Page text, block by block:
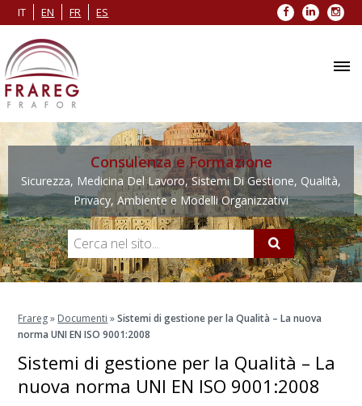
IT EN FR ES Facebook
LinkedIn
Consulenza e Formazione
Sicurezza, Medicina Del Lavoro, Sistemi Di Gestione, Qualità,
Privacy, Ambiente e Modelli Organizzativi
Frareg» Documenti »Sistemi di gestione per la Qualità – La nuova
norma UNI EN ISO 9001:2008
Sistemi di gestione per la Qualità – La
nuova norma UNI EN ISO 9001:2008